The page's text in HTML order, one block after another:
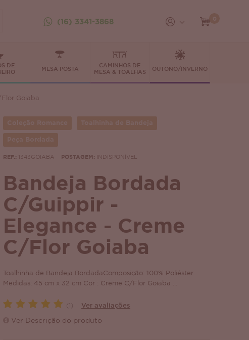
(16) 3341-3868
DE
MESA POSTA
CAMINHOS DE
MESA & TOALHAS
OUTONO/INVERNO
Goiaba
REF.: 1343GOIABA POSTAGEM: INDISPONÍVEL
Bandeja Bordada
C/Guippir -
Elegance - Creme
C/Flor Goiaba
Toalhinha de Bandeja BordadaComposição: 100% Poliéster
Medidas: 45 cm x 32 cm Cor : Creme C/Flor Goiaba ...
(1) Ver avaliações
Ver Descrição do produto